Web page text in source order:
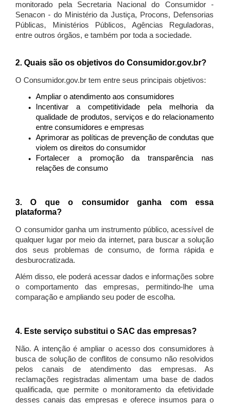
monitorado pela Secretaria Nacional do Consumidor -
Senacon - do Ministério da Justiça, Procons, Defensorias
Públicas, Ministérios Públicos, Agências Reguladoras,
entre outros órgãos, e também por toda a sociedade.
2. Quais são os objetivos do Consumidor.gov.br?
O Consumidor.gov.br tem entre seus principais objetivos:
Ampliar o atendimento aos consumidores
Incentivar a competitividade pela melhoria da
qualidade de produtos, serviços e do relacionamento
entre consumidores e empresas
Aprimorar as políticas de prevenção de condutas que
violem os direitos do consumidor
Fortalecer a promoção da transparência nas
relações de consumo
3. O que o consumidor ganha com essa
plataforma?
O consumidor ganha um instrumento público, acessível de
qualquer lugar por meio da internet, para buscar a solução
dos seus problemas de consumo, de forma rápida e
desburocratizada.
Além disso, ele poderá acessar dados e informações sobre
o comportamento das empresas, permitindo-lhe uma
comparação e ampliando seu poder de escolha.
4. Este serviço substitui o SAC das empresas?
Não. A intenção é ampliar o acesso dos consumidores à
busca de solução de conflitos de consumo não resolvidos
pelos canais de atendimento das empresas. As
reclamações registradas alimentam uma base de dados
qualificada, que permite o monitoramento da efetividade
desses canais das empresas e oferece insumos para o